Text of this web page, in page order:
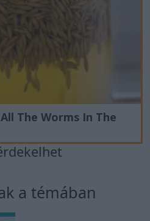
The Worms In The
a témában